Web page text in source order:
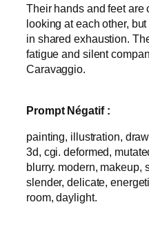
Their hands and feet are
looking at each other,
in shared exhaustion.
fatigue and silent
Caravaggio.
Prompt Négatif :
painting, illustration,
3d, cgi. deformed,
blurry. modern, makeup,
slender, delicate,
room, daylight.